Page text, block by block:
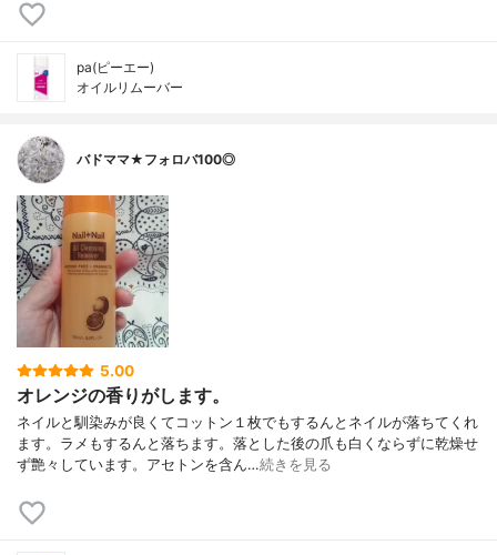
pa(ピーエー)
オイルリムーバー
バドママ★フォロバ100◎
5.00
オレンジの香りがします。
ネイルと馴染みが良くてコットン１枚でもするんとネイルが落ちてくれ
ます。ラメもするんと落ちます。落とした後の爪も白くならずに乾燥せ
ず艶々しています。アセトンを含ん…続きを見る